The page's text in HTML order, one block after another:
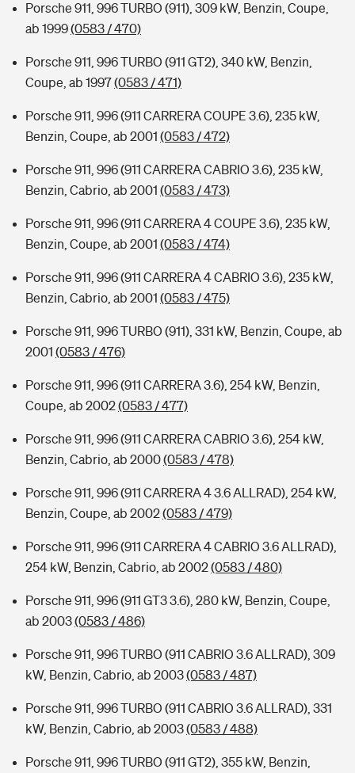
Porsche 911, 996 TURBO (911), 309 kW, Benzin, Coupe,
ab 1999(0583 / 470)
Porsche 911, 996 TURBO (911 GT2), 340 kW, Benzin,
Coupe, ab 1997(0583 / 471)
Porsche 911, 996 (911 CARRERA COUPE 3.6), 235 kW,
Benzin, Coupe, ab 2001 (0583 / 472)
Porsche 911, 996 (911 CARRERA CABRIO 3.6), 235 kW,
Benzin, Cabrio, ab 2001 (0583 / 473)
Porsche 911, 996 (911 CARRERA 4 COUPE 3.6), 235 kW,
Benzin, Coupe, ab 2001 (0583 / 474)
Porsche 911, 996 (911 CARRERA 4 CABRIO 3.6), 235 kW,
Benzin, Cabrio, ab 2001 (0583 / 475)
Porsche 911, 996 TURBO (911), 331 kW, Benzin, Coupe, ab
2001 (0583 / 476)
Porsche 911, 996 (911 CARRERA 3.6), 254 kW, Benzin,
Coupe, ab 2002(0583 / 477)
Porsche 911, 996 (911 CARRERA CABRIO 3.6), 254 kW,
Benzin, Cabrio, ab 2000(0583 / 478)
Porsche 911, 996 (911 CARRERA 4 3.6 ALLRAD), 254 kW,
Benzin, Coupe, ab 2002(0583 / 479)
Porsche 911, 996 (911 CARRERA 4 CABRIO 3.6 ALLRAD),
254 kW, Benzin, Cabrio, ab 2002(0583 / 480)
Porsche 911, 996 (911 GT3 3.6), 280 kW, Benzin, Coupe,
ab 2003(0583 / 486)
Porsche 911, 996 TURBO (911 CABRIO 3.6 ALLRAD), 309
kW, Benzin, Cabrio, ab 2003(0583 / 487)
Porsche 911, 996 TURBO (911 CABRIO 3.6 ALLRAD), 331
kW, Benzin, Cabrio, ab 2003(0583 / 488)
Porsche 911, 996 TURBO (911 GT2), 355 kW, Benzin,